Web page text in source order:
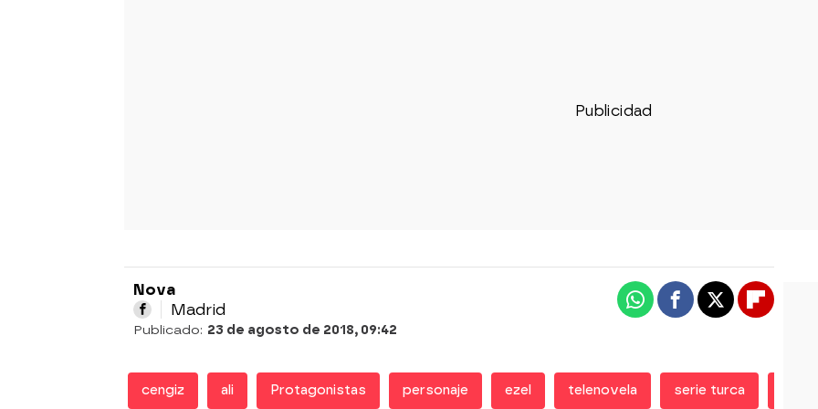
Nova
Madrid
Publicado: 23 de agosto de 2018, 09:42
WhatsappFacebook
X Flipboard
cengiz ali Protagonistas personaje ezel telenovela serie turca